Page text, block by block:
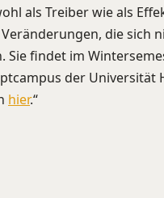
als Treiber wie als
die sich
Sie findet im
der Universität
hier.“